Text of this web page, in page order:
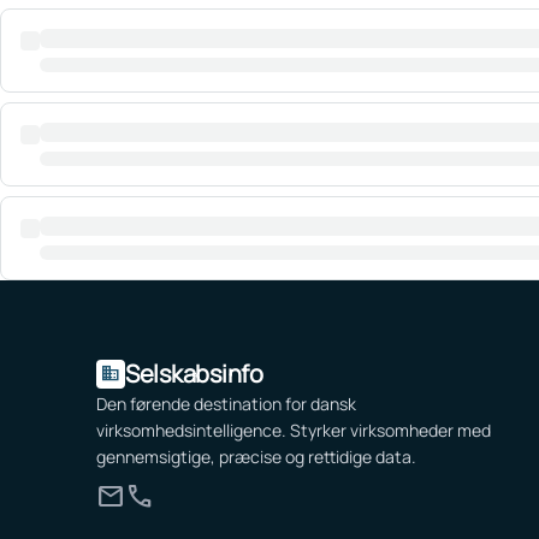
domain Selskabsinfo
Den førende destination for dansk
virksomhedsintelligence. Styrker virksomheder med
gennemsigtige, præcise og rettidige data.
mailcall